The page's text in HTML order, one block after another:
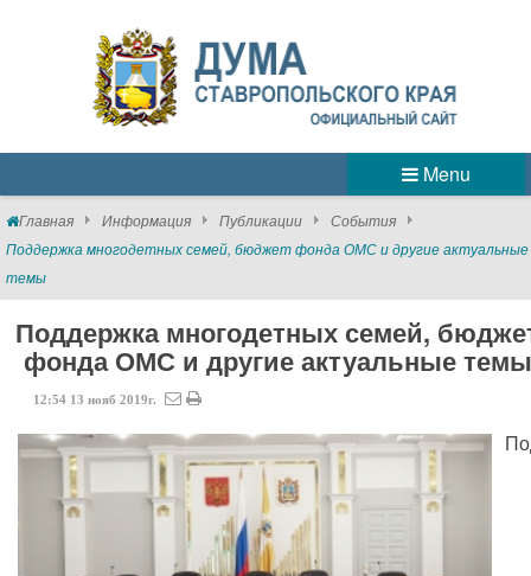
Menu
Главная Информация Публикации
События
Поддержка многодетных семей, бюджет фонда ОМС и другие актуальные
темы
Поддержка многодетных семей,
фонда ОМС и другие актуальные темы
12:54 13 нояб 2019г.